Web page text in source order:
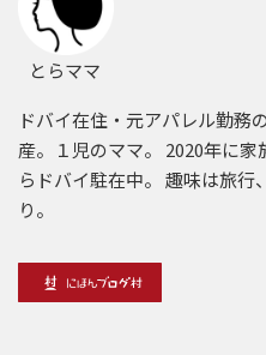
とらママ
ドバイ在住・元アパレル勤務
産。１児のママ。 2020年に
らドバイ駐在中。 趣味は旅
り。